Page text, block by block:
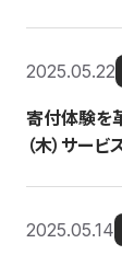
2025.05.22
寄付体験を
（木）サー
2025.05.14